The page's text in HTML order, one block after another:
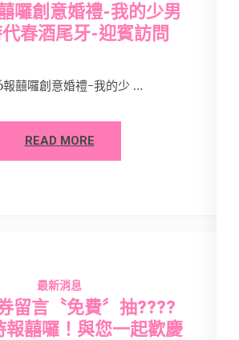
囉創意婚禮-我的少男
春酒尾牙-迎賓訪問
報囍囉創意婚禮-我的少 …
READ MORE
最新消息
留言〝免費〞抽????
報囍囉！與您一起歡慶